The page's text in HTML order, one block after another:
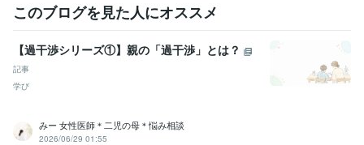
このブログを見た人にオススメ
【過干渉シリーズ①】親の「過干渉」とは？
記事
学び
みー 女性医師＊二児の母＊悩み相談
2026/06/29 01:55